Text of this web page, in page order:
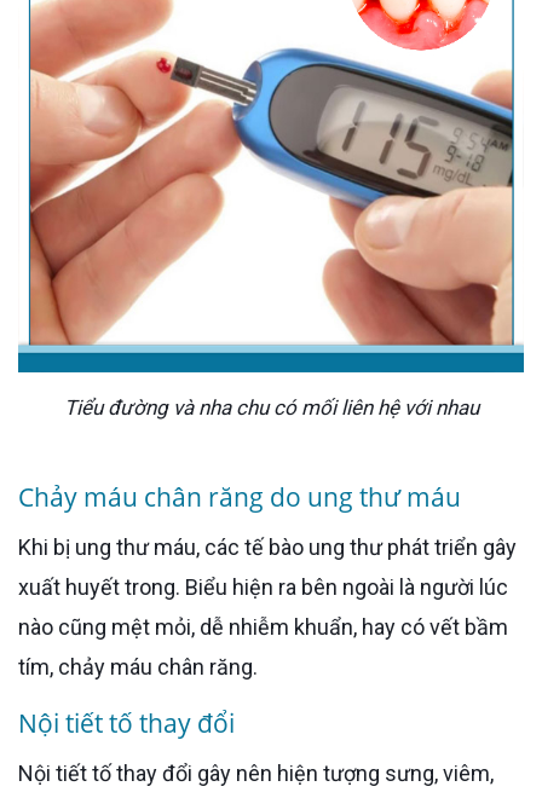
Tiểu đường và nha chu có mối liên hệ với nhau
Chảy máu chân răng do ung thư máu
Khi bị ung thư máu, các tế bào ung thư phát triển gây
xuất huyết trong. Biểu hiện ra bên ngoài là người lúc
nào cũng mệt mỏi, dễ nhiễm khuẩn, hay có vết bầm
tím, chảy máu chân răng.
Nội tiết tố thay đổi
Nội tiết tố thay đổi gây nên hiện tượng sưng, viêm,